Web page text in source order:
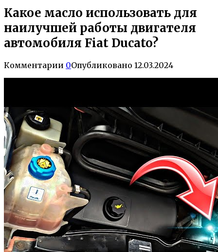
Какое масло использовать для
наилучшей работы двигателя
автомобиля Fiat Ducato?
Комментарии 0Опубликовано 12.03.2024